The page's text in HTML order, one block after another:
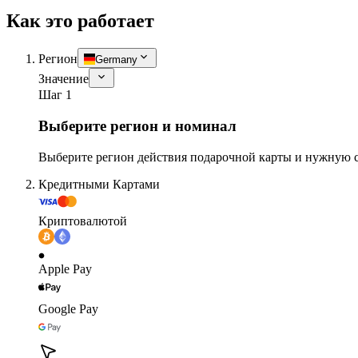
Как это работает
Регион Germany
Значение
Шаг 1
Выберите регион и номинал
Выберите регион действия подарочной карты и нужную
Кредитными Картами
Криптовалютой
Apple Pay
Google Pay